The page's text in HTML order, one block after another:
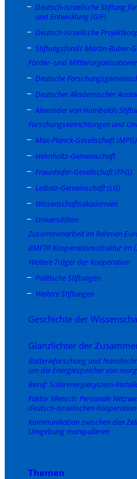
Deutsch-Israelische Stiftung
und Entwicklung (GIF)
Deutsch-Israelische
Stiftungsfonds Martin-Buber-
Förder- und
Deutsche
Deutscher Akademischer
Alexander von Humboldt-
Forschungseinrichtungen und
Max-Planck-Gesellschaft (MPG)
Helmholtz-Gemeinschaft
Fraunhofer-Gesellschaft (FhG)
Leibniz-Gemeinschaft (LG)
Wissenschaftsakademien
Universitäten
Zusammenarbeit im Rahmen
BMFTR Kooperationsstruktur im
Weitere Träger der Kooperation
Politische Stiftungen
Weitere Stiftungen
Geschichte der
Glanzlichter der
Batterieforschung und
um die Energiespeicher von
Beruf: Solarenergiesystem-
Faktor Mensch: Personale
deutsch-israelischen
Kommunikation zwischen den
Umgebung manipulieren
Themen